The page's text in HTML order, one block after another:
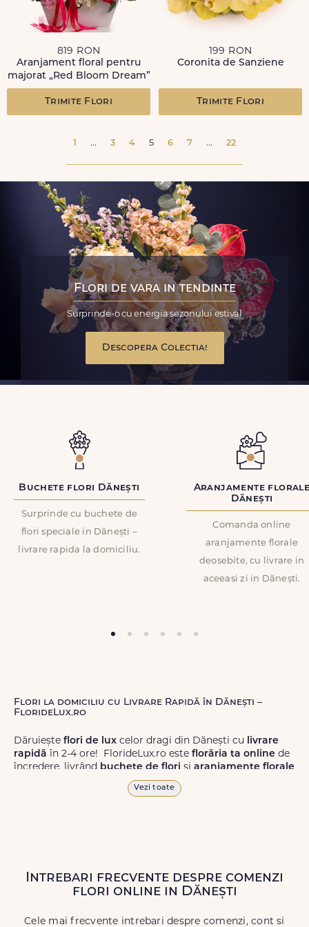
819 RON
Aranjament floral pentru
majorat „Red Bloom Dream”
Trimite Flori
199 RON
Coronita de Sanziene
Trimite Flori
1 ... 3 4 5 6 7 ... 22
Flori de vara in tendinte
Surprinde-o cu energia sezonului estival
Descopera Colectia!
Buchete flori Dănești
Surprinde cu buchete de
flori speciale in Dănești –
livrare rapida la domiciliu.
Aranjamente
Dănești
Comanda online
aranjamente florale
deosebite, cu livrare in
aceeasi zi in Dănești.
Flori la domiciliu cu Livrare Rapidă în Dănești –
FlorideLux.ro
Dăruiește flori de lux celor dragi din Dănești cu livrare
rapidă în 2-4 ore! FlorideLux.ro este florăria ta online de
încredere, livrând buchete de flori și aranjamente florale
de calitate superioară în Dănești și în toată România.
Livrăm buchete de florichiar și în weekend, pentru ca tu
să poți adresa un gest frumos atunci când ai nevoie.
Vezi toate
Intrebari frecvente despre comenzi
flori online in Dănești
Cele mai frecvente intrebari despre comenzi, cont si